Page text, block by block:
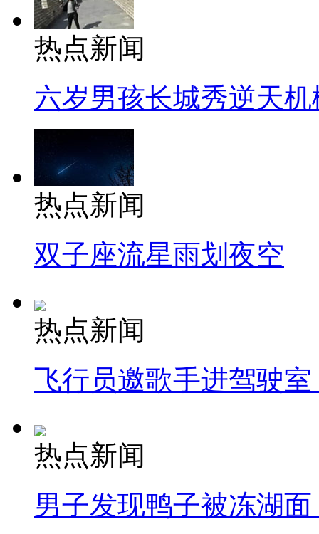
热点新闻
六岁男孩长城秀逆天机
热点新闻
双子座流星雨划夜空
热点新闻
飞行员邀歌手进驾驶
热点新闻
男子发现鸭子被冻湖